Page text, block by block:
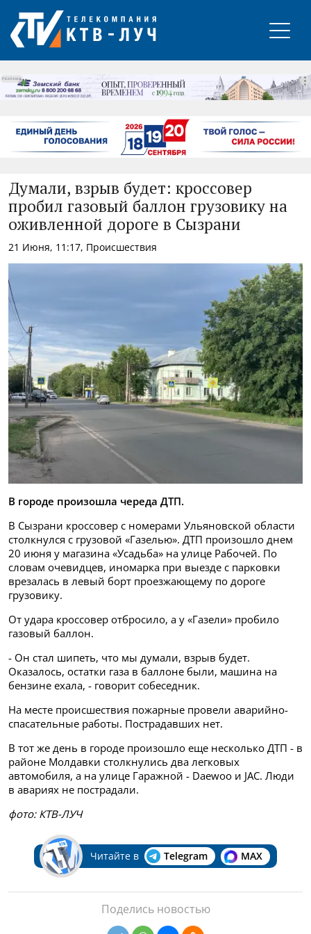
РЕКЛАМА
Думали, взрыв будет: кроссовер
пробил газовый баллон грузовику на
оживленной дороге в Сызрани
21 Июня, 11:17, Происшествия
В городе произошла череда ДТП.
В Сызрани кроссовер с номерами Ульяновской области
столкнулся с грузовой «Газелью». ДТП произошло днем
20 июня у магазина «Усадьба» на улице Рабочей. По
словам очевидцев, иномарка при выезде с парковки
врезалась в левый борт проезжающему по дороге
грузовику.
От удара кроссовер отбросило, а у «Газели» пробило
газовый баллон.
- Он стал шипеть, что мы думали, взрыв будет.
Оказалось, остатки газа в баллоне были, машина на
бензине ехала, - говорит собеседник.
На месте происшествия пожарные провели аварийно-
спасательные работы. Пострадавших нет.
В тот же день в городе произошло еще несколько ДТП - в
районе Молдавки столкнулись два легковых
автомобиля, а на улице Гаражной - Daewoo и JAC. Люди
в авариях не пострадали.
фото: КТВ-ЛУЧ
Читайте в Telegram MAX
Поделись новостью